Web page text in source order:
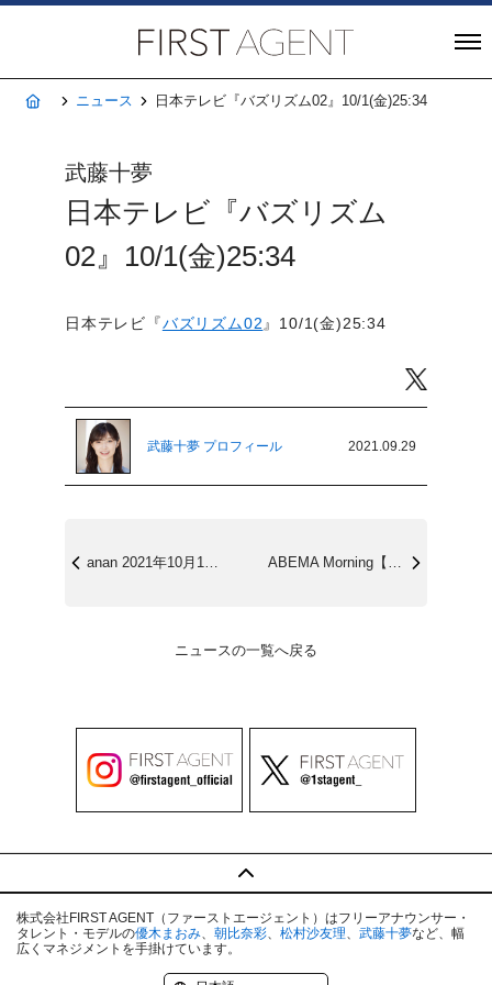
ホームニュース 日本テレビ『バズリズム02』10/1(金)25:34
武藤十夢
日本テレビ『バズリズム
02』10/1(金)25:34
日本テレビ『バズリズム02 』10/1(金)25:34
武藤十夢 プロフィール 2021.09.29
anan 2021年10月13日号（10... ABEMA Morning【あさ7時〜生...
ニュースの一覧へ戻る
株式会社FIRST AGENT（ファーストエージェント）はフリーアナウンサー・
タレント・モデルの優木まおみ、 朝比奈彩、 松村沙友理、 武藤十夢など、幅
広くマネジメントを手掛けています。